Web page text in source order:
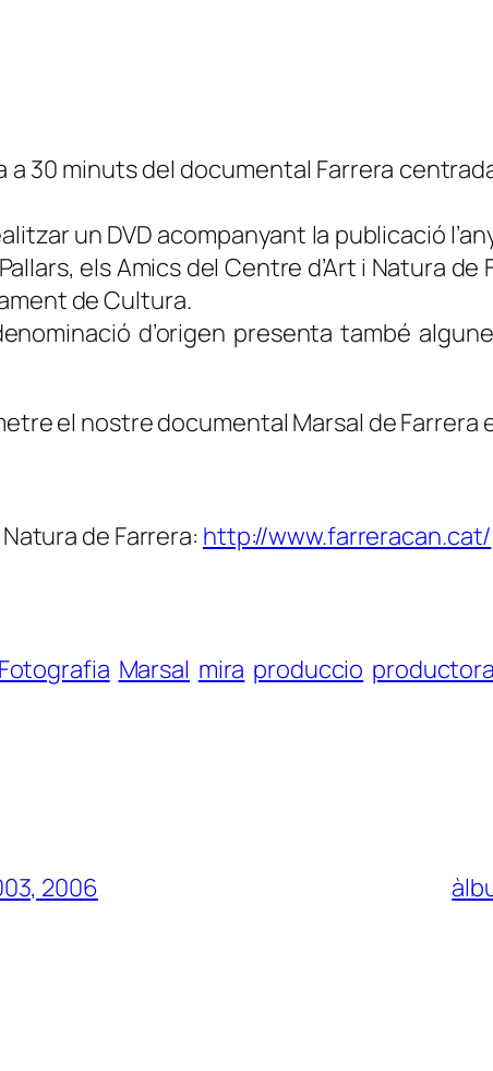
a 30 minuts del documental Farrera
un DVD acompanyant la publicació
els Amics del Centre d’Art i Natura
de Cultura.
d’origen presenta també
el nostre documental Marsal de Farrera
de Farrera: http://www.farreracan.cat/
Fotografia Marsal mira produccio productora
2006